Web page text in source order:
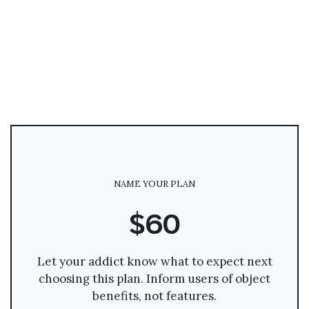
NAME YOUR PLAN
$60
Let your addict know what to expect next
choosing this plan. Inform users of object
benefits, not features.